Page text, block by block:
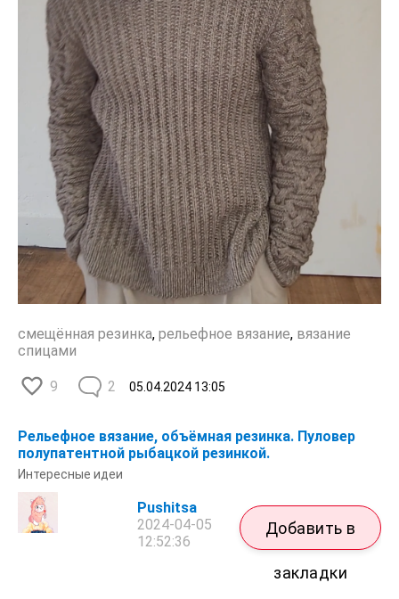
смещённая резинка, рельефное вязание, вязание
спицами
9 05.04.2024 13:05
2
Рельефное вязание, объёмная резинка. Пуловер
полупатентной рыбацкой резинкой.
Интересные идеи
Pushitsa
2024-04-05
12:52:36
Добавить в
закладки